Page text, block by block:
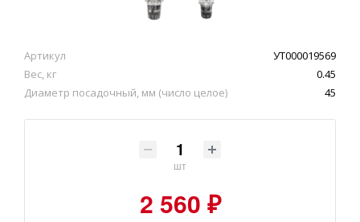
Артикул
УТ000019569
Вес, кг
0.45
Диаметр посадочный, мм (число целое)
45
шт
2 560 ₽